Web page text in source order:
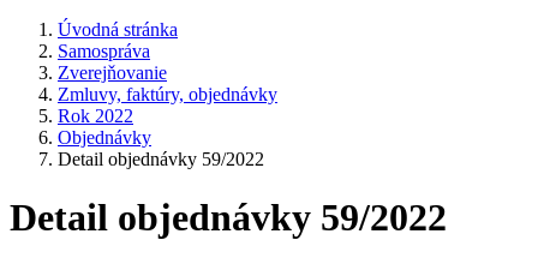
Úvodná stránka
Samospráva
Zverejňovanie
Zmluvy, faktúry, objednávky
Rok 2022
Objednávky
Detail objednávky 59/2022
Detail objednávky 59/2022